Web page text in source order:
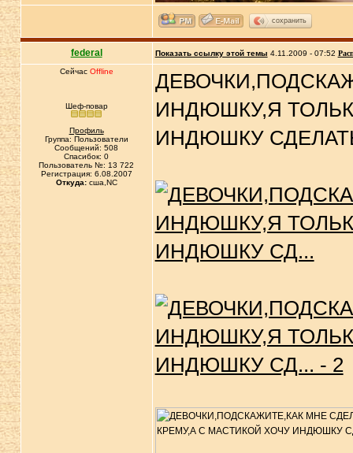
сохранить
federal Показать ссылку этой темы 4.11.2009 - 07:52
Сейчас Offline
Шеф-повар
Профиль
Группа: Пользователи
Сообщений: 508
Спасибок: 0
Пользователь №: 13 722
Регистрация: 6.08.2007
Откуда:сша,NC
ИНДЮШКУ,Я
ИНДЮШКУ